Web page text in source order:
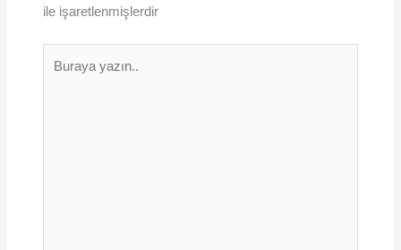
ile işaretlenmişlerdir